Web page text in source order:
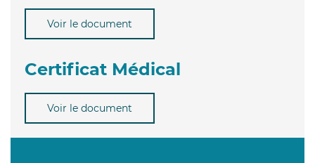
Voir le document
Certificat Médical
Voir le document